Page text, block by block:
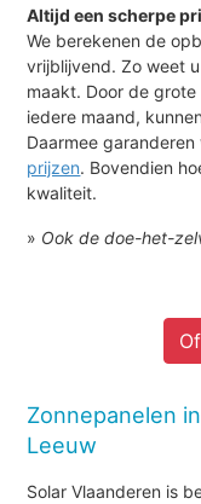
Altijd een scherpe
We berekenen de
vrijblijvend. Zo weet
maakt. Door de
iedere maand,
Daarmee
prijzen. Bovendien
kwaliteit.
» Ook de doe-het-
Zonnepanelen
Leeuw
Solar Vlaanderen is